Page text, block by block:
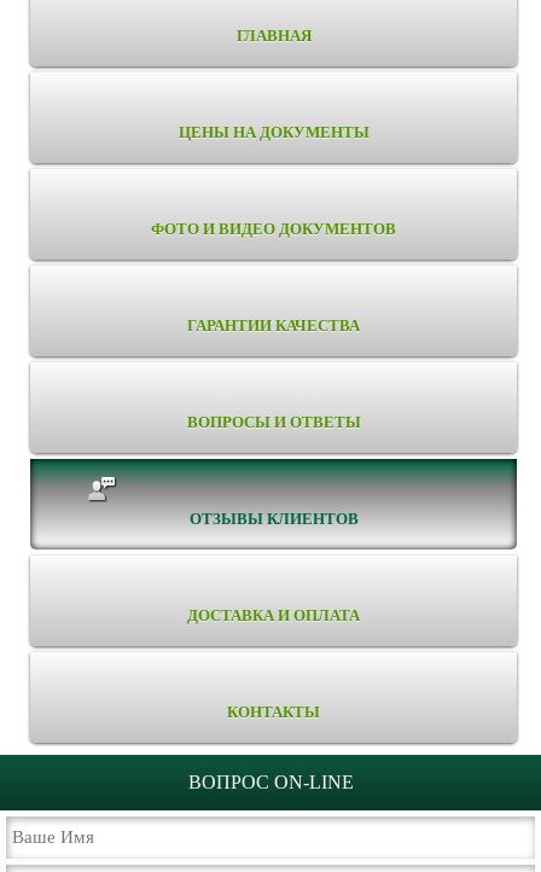
ГЛАВНАЯ
ЦЕНЫ НА ДОКУМЕНТЫ
ФОТО И ВИДЕО ДОКУМЕНТОВ
ГАРАНТИИ КАЧЕСТВА
ВОПРОСЫ И ОТВЕТЫ
ОТЗЫВЫ КЛИЕНТОВ
ДОСТАВКА И ОПЛАТА
КОНТАКТЫ
ВОПРОС ON-LINE